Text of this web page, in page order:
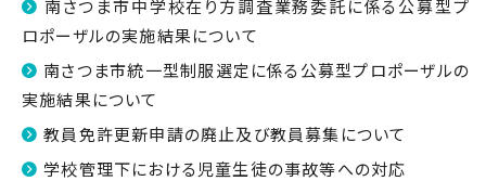
南さつま市中学校在り方調査業務委託に係る公募型プ
ロポーザルの実施結果について
南さつま市統一型制服選定に係る公募型プロポーザルの
実施結果について
教員免許更新申請の廃止及び教員募集について
学校管理下における児童生徒の事故等への対応